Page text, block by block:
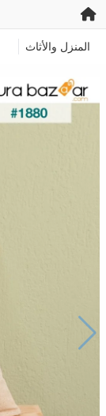
المنزل والأثاث